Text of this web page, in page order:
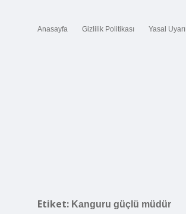
Anasayfa Gizlilik Politikası Yasal Uyarı
Etiket: Kanguru güçlü müdür